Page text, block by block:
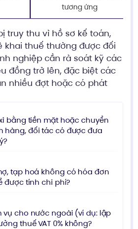
tương ứng
truy thu vì hồ sơ kế toán,
khai thuế thường được đối
nghiệp cần rà soát kỹ các
đồng trở lên, đặc biệt các
nhiều đợt hoặc có phát
bằng tiền mặt hoặc chuyển
hàng, đối tác có được đưa
tạp hoá không có hóa đơn
được tính chi phí?
vụ cho nước ngoài (ví dụ: lập
thuế VAT 0% không?